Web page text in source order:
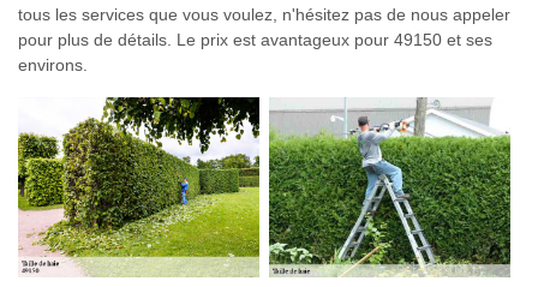
tous les services que vous voulez, n'hésitez pas de nous appeler
pour plus de détails. Le prix est avantageux pour 49150 et ses
environs.